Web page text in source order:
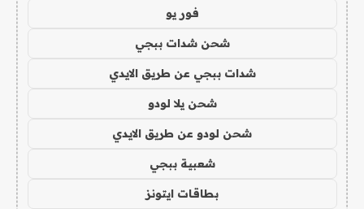
فور يو
شحن شدات ببجي
شدات ببجي عن طريق الايدي
شحن يلا لودو
شحن لودو عن طريق الايدي
شعبية ببجي
بطاقات ايتونز